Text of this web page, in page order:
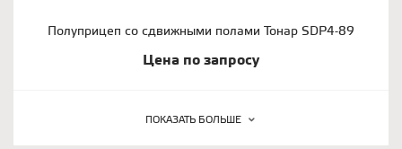
Полуприцеп со сдвижными полами Тонар SDP4-89
Цена по запросу
ПОКАЗАТЬ БОЛЬШЕ